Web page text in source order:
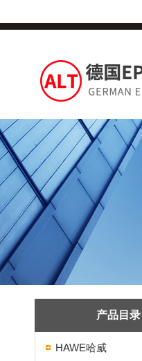
产品目录
HAWE哈威